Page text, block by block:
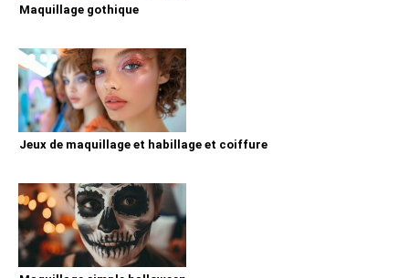
Maquillage gothique
Jeux de maquillage et habillage et coiffure